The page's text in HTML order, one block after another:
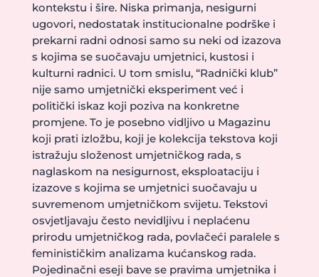
kontekstu i šire. Niska primanja, nesigurni
ugovori, nedostatak institucionalne podrške i
prekarni radni odnosi samo su neki od izazova
s kojima se suočavaju umjetnici, kustosi i
kulturni radnici. U tom smislu, “Radnički klub”
nije samo umjetnički eksperiment već i
politički iskaz koji poziva na konkretne
promjene. To je posebno vidljivo u Magazinu
koji prati izložbu, koji je kolekcija tekstova koji
istražuju složenost umjetničkog rada, s
naglaskom na nesigurnost, eksploataciju i
izazove s kojima se umjetnici suočavaju u
suvremenom umjetničkom svijetu. Tekstovi
osvjetljavaju često nevidljivu i neplaćenu
prirodu umjetničkog rada, povlačeći paralele s
feminističkim analizama kućanskog rada.
Pojedinačni eseji bave se pravima umjetnika i